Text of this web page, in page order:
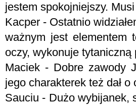
jestem spokojniejszy.
Kacper - Ostatnio
ważnym jest elementem
oczy, wykonuje tytaniczną
Maciek - Dobre zawody
jego charakterek też dał o
Sauciu - Dużo wybijanek,